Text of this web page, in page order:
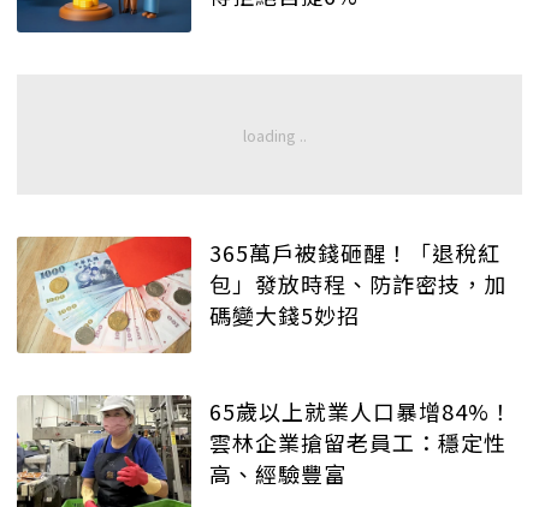
365萬戶被錢砸醒！「退稅紅
包」發放時程、防詐密技，加
碼變大錢5妙招
65歲以上就業人口暴增84%！
雲林企業搶留老員工：穩定性
高、經驗豐富